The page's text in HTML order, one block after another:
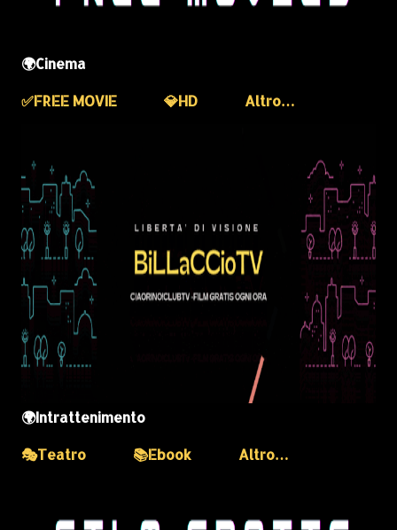
🌍Cinema
✅️FREE MOVIE
💎HD Altro…
🌍Intrattenimento
🎭Teatro
📚Ebook Altro…